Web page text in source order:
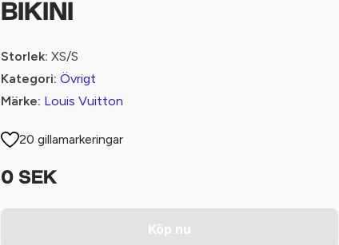
BIKINI
Storlek: XS/S
Kategori: Övrigt
Märke: Louis Vuitton
20 gillamarkeringar
0 SEK
Köp nu